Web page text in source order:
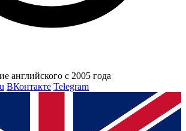
английского с 2005 года
ВКонтакте Telegram